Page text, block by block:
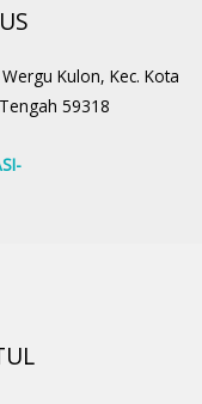
Kulon, Kec. Kota
59318